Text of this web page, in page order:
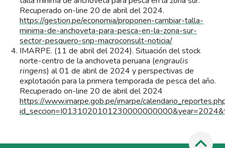
Recuperado on-line 20 de abril del 2024.
https://gestion.pe/economia/proponen-cambiar-talla-
minima-de-anchoveta-para-pesca-en-la-zona-sur-
sector-pesquero-snp-macroconsult-noticia/
IMARPE. (11 de abril del 2024). Situación del stock
norte-centro de la anchoveta peruana (engraulis
ringens) al 01 de abril de 2024 y perspectivas de
explotación para la primera temporada de pesca del año.
Recuperado on-line 20 de abril del 2024
https://www.imarpe.gob.pe/imarpe/